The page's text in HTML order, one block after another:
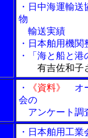
・日中海運輸
物
輸送実績
・日本舶用機
・「海と船と
有吉佐和子
・ 《資料》
オ
会の
アンケート調
・日本舶用工